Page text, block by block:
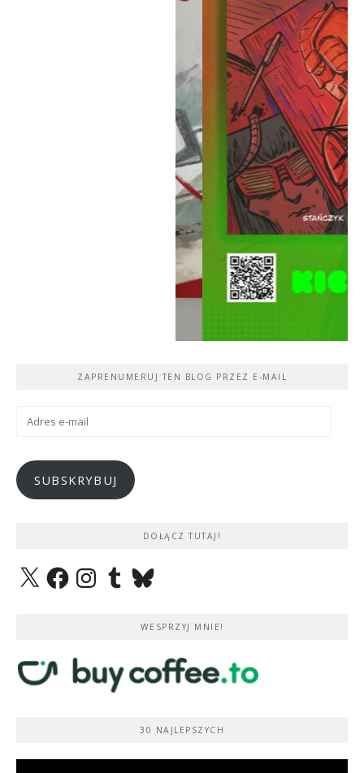
ZAPRENUMERUJ TEN BLOG PRZEZ E-MAIL
Adres
SUBSKRYBUJ
DOŁĄCZ TUTAJ!
X FacebookInstagramTumblrBluesky
WESPRZYJ MNIE!
30 NAJLEPSZYCH